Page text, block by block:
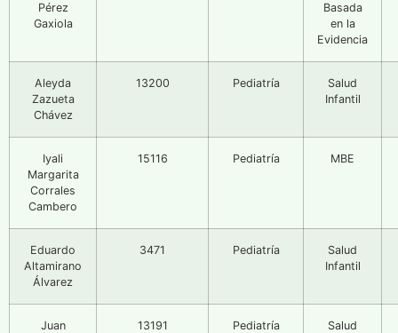
Pérez
Gaxiola
Basada
en la
Evidencia
Aleyda
Zazueta
Chávez
13200 Pediatría
Salud
Infantil
Iyali
Margarita
Corrales
Cambero
15116 Pediatría MBE
Eduardo
Altamirano
Álvarez
3471 Pediatría
Salud
Infantil
Juan 13191 Pediatría Salud